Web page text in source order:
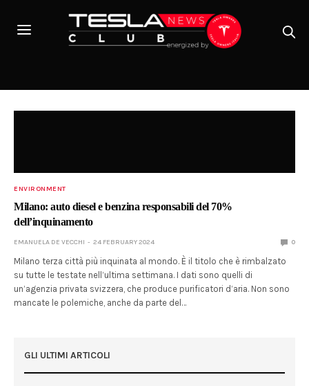
ENVIRONMENT
Milano: auto diesel e benzina responsabili del 70%
dell’inquinamento
EMANUELA DE VECCHI 24 FEBRUARY 2024 0
Milano terza città più inquinata al mondo. È il titolo che è rimbalzato
su tutte le testate nell’ultima settimana. I dati sono quelli di
un’agenzia privata svizzera, che produce purificatori d’aria. Non sono
mancate le polemiche, anche da parte del…
GLI ULTIMI ARTICOLI